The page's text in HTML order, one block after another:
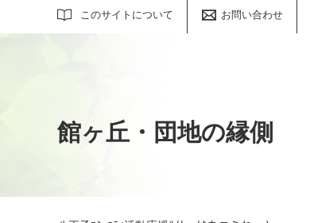
このサイトについて お問い合わせ
サイト内検索
館ヶ丘・団地の縁側